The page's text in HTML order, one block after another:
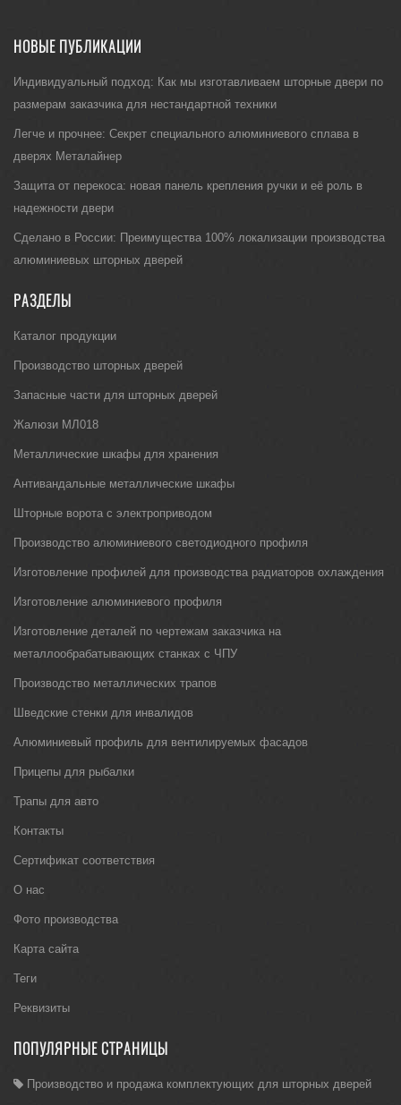
НОВЫЕ ПУБЛИКАЦИИ
Индивидуальный подход: Как мы изготавливаем шторные двери по
размерам заказчика для нестандартной техники
Легче и прочнее: Секрет специального алюминиевого сплава в
дверях Металайнер
Защита от перекоса: новая панель крепления ручки и её роль в
надежности двери
Сделано в России: Преимущества 100% локализации производства
алюминиевых шторных дверей
РАЗДЕЛЫ
Каталог продукции
Производство шторных дверей
Запасные части для шторных дверей
Жалюзи МЛ018
Металлические шкафы для хранения
Антивандальные металлические шкафы
Шторные ворота с электроприводом
Производство алюминиевого светодиодного профиля
Изготовление профилей для производства радиаторов охлаждения
Изготовление алюминиевого профиля
Изготовление деталей по чертежам заказчика на
металлообрабатывающих станках с ЧПУ
Производство металлических трапов
Шведские стенки для инвалидов
Алюминиевый профиль для вентилируемых фасадов
Прицепы для рыбалки
Трапы для авто
Контакты
Сертификат соответствия
О нас
Фото производства
Карта сайта
Теги
Реквизиты
ПОПУЛЯРНЫЕ СТРАНИЦЫ
Производство и продажа комплектующих для шторных дверей